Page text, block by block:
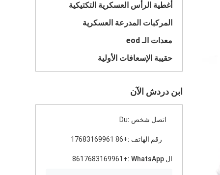
أغطية الرأس العسكرية التكتيكية
المركبات المدرعة العسكرية
معدات الـ eod
حقيبة الإسعافات الأولية
ابن دردش الآن
اتصل شخص :Du
رقم الهاتف :+86 17683169961
ال WhatsApp : +8617683169961